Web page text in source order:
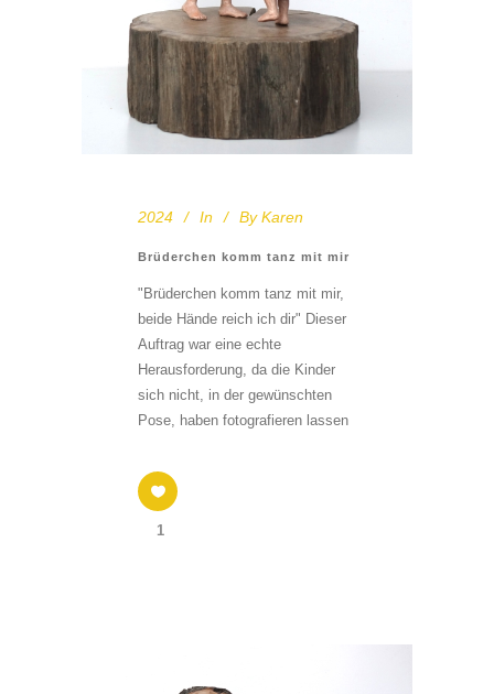
2024 In By Karen
Brüderchen komm tanz mit mir
"Brüderchen komm tanz mit mir,
beide Hände reich ich dir" Dieser
Auftrag war eine echte
Herausforderung, da die Kinder
sich nicht, in der gewünschten
Pose, haben fotografieren lassen
1